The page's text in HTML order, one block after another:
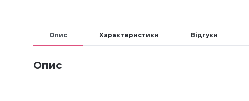
Опис Характеристики Відгуки
Опис